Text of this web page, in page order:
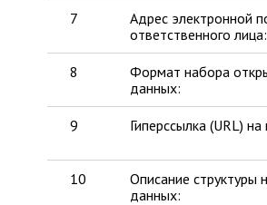
7
Адрес электронной
ответственного лица:
8
Формат набора
данных:
9 Гиперссылка (URL)
10
Описание структуры
данных: